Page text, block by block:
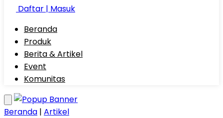
Daftar | Masuk
Beranda
Produk
Berita & Artikel
Event
Komunitas
Beranda | Artikel